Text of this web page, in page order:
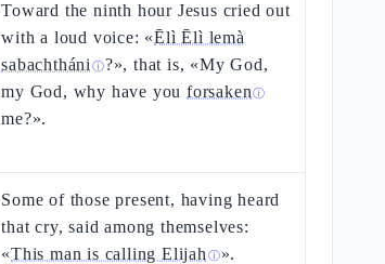
Toward the ninth hour Jesus cried out
with a loud voice: «Ēlì Ēlì lemà
sabachtháni ⓘ?», that is, «My God,
my God, why have youforsaken ⓘ
me?».
Some of those present, having heard
that cry, said among themselves:
«This man is calling Elijah ⓘ».